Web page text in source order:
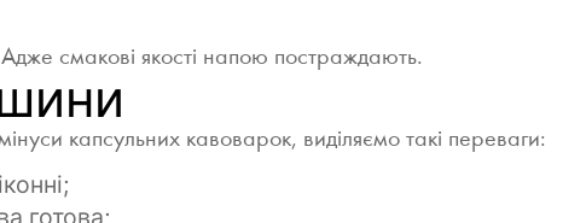
смакові якості напою постраждають.
капсульних кавоварок, виділяємо такі переваги:
готова;